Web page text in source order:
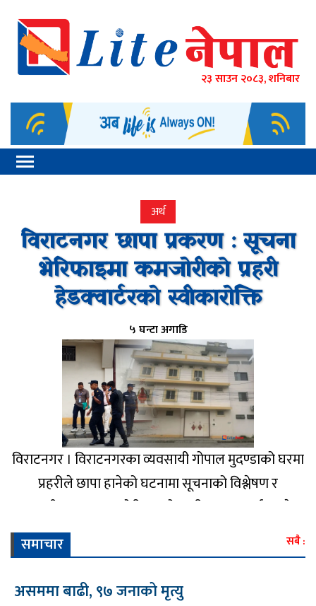
२३ साउन २०८३, शनिबार
अर्थ
विराटनगर छापा प्रकरण : सूचना
भेरिफाइमा कमजोरीकाे प्रहरी
हेडक्वार्टरको स्वीकारोक्ति
५ घन्टा अगाडि
विराटनगर । विराटनगरका व्यवसायी गोपाल मुदण्डाको घरमा
प्रहरीले छापा हानेको घटनामा सूचनाको विश्लेषण र
प्रमाणीकरणमा कमजोरी भएको प्रहरी प्रधान कार्यालयले
जनाएको छ। शुक्रबार प्रहरी प्रधान कार्यालयमा आयोजित
पत्रकार सम्मेलनमा केन्द्रीय प्रहरी प्रवक्ता प्रहरी नायब
महानिरीक्षक (डीआईजी) अ..
समाचार सबै :
असममा बाढी, ९७ जनाको मृत्यु